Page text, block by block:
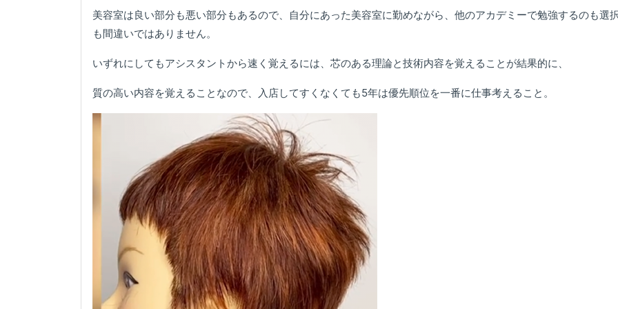
美容室は良い部分も悪い部分もあるので、自分にあった美容室に勤めながら、他のアカデミーで勉強するのも選
も間違いではありません。
いずれにしてもアシスタントから速く覚えるには、芯のある理論と技術内容を覚えることが結果的に、
質の高い内容を覚えることなので、入店してすくなくても5年は優先順位を一番に仕事考えること。